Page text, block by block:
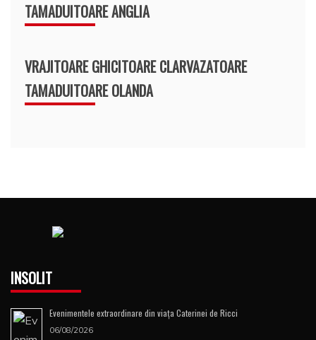
TAMADUITOARE ANGLIA
VRAJITOARE GHICITOARE CLARVAZATOARE
TAMADUITOARE OLANDA
INSOLIT
Evenimentele extraordinare din viața Caterinei de Ricci
06/08/2026